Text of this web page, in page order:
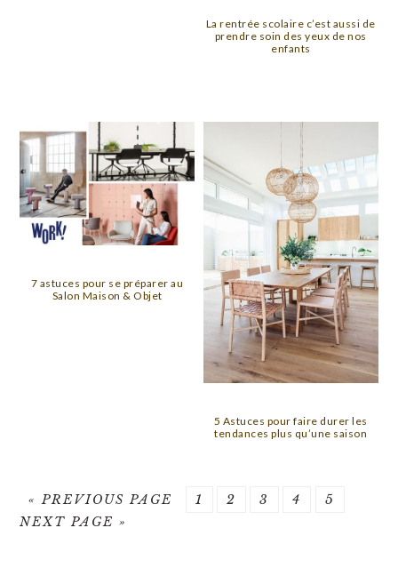
La rentrée scolaire c’est aussi de
prendre soin des yeux de nos
enfants
7 astuces pour se préparer au
Salon Maison & Objet
5 Astuces pour faire durer les
tendances plus qu’une saison
«GO
TO
PREVIOUS PAGE PAGE
1 PAGE
2 PAGE
3 PAGE
4 PAGE
5
NEXT PAGE »